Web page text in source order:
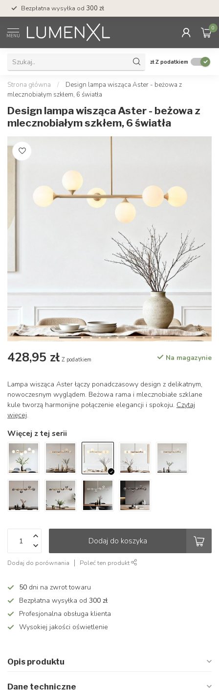
Bezpłatna wysyłka od 300 zł
MENU
0
złZ podatkiem
Strona główna /
Design lampa wisząca Aster - beżowa z
mlecznobiałym szkłem, 6 światła
Design lampa wisząca Aster - beżowa z
mlecznobiałym szkłem, 6 światła
428,95 zł Z podatkiem Na magazynie
Lampa wisząca Aster łączy ponadczasowy design z delikatnym,
nowoczesnym wyglądem. Beżowa rama i mlecznobiałe szklane
kule tworzą harmonijne połączenie elegancji i spokoju. Czytaj
więcej.
Więcej z tej serii
Dodaj do koszyka
Dodaj do porównania Poleć ten produkt
50 dni na zwrot towaru
Bezpłatna wysyłka od 300 zł
Profesjonalna obsługa klienta
Wysokiej jakości oświetlenie
Opis produktu
Dane techniczne